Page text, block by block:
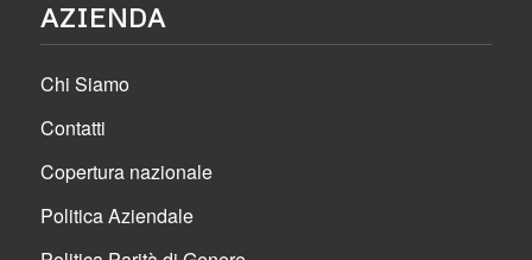
AZIENDA
Chi Siamo
Contatti
Copertura nazionale
Politica Aziendale